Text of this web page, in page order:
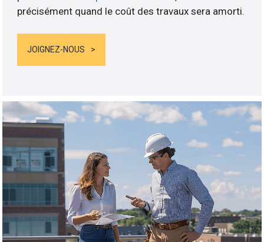
précisément quand le coût des travaux sera amorti.
JOIGNEZ-NOUS